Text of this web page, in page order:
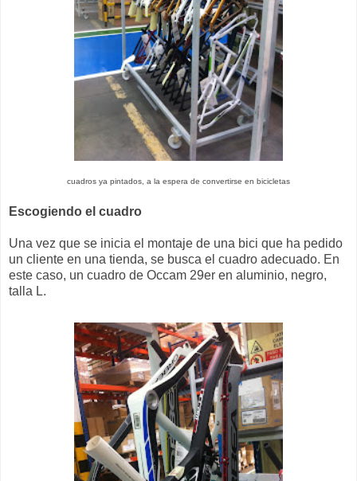
cuadros ya pintados, a la espera de convertirse en bicicletas
Escogiendo el cuadro
Una vez que se inicia el montaje de una bici que ha pedido
un cliente en una tienda, se busca el cuadro adecuado. En
este caso, un cuadro de Occam 29er en aluminio, negro,
talla L.